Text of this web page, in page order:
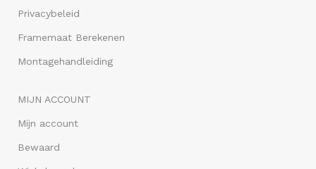
Privacybeleid
Framemaat Berekenen
Montagehandleiding
MIJN ACCOUNT
Mijn account
Bewaard